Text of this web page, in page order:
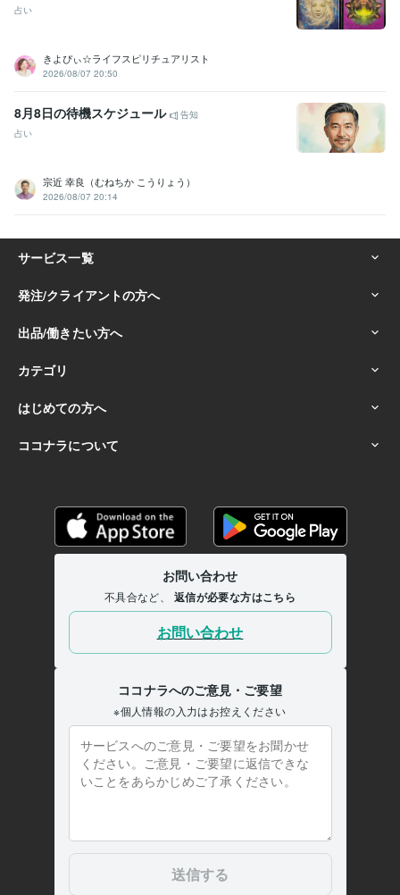
占い
きよぴぃ☆ライフスピリチュアリスト
2026/08/07 20:50
8月8日の待機スケジュール
告知
占い
宗近 幸良（むねちか こうりょう）
2026/08/07 20:14